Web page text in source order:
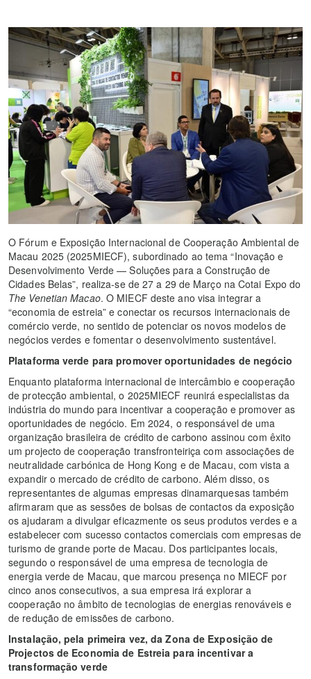
O Fórum e Exposição Internacional de Cooperação Ambiental de
Macau 2025 (2025MIECF), subordinado ao tema “Inovação e
Desenvolvimento Verde — Soluções para a Construção de
Cidades Belas”, realiza-se de 27 a 29 de Março na Cotai Expo do
The Venetian Macao. O MIECF deste ano visa integrar a
“economia de estreia” e conectar os recursos internacionais de
comércio verde, no sentido de potenciar os novos modelos de
negócios verdes e fomentar o desenvolvimento sustentável.
Plataforma verde para promover oportunidades de negócio
Enquanto plataforma internacional de intercâmbio e cooperação
de protecção ambiental, o 2025MIECF reunirá especialistas da
indústria do mundo para incentivar a cooperação e promover as
oportunidades de negócio. Em 2024, o responsável de uma
organização brasileira de crédito de carbono assinou com êxito
um projecto de cooperação transfronteiriça com associações de
neutralidade carbónica de Hong Kong e de Macau, com vista a
expandir o mercado de crédito de carbono. Além disso, os
representantes de algumas empresas dinamarquesas também
afirmaram que as sessões de bolsas de contactos da exposição
os ajudaram a divulgar eficazmente os seus produtos verdes e a
estabelecer com sucesso contactos comerciais com empresas de
turismo de grande porte de Macau. Dos participantes locais,
segundo o responsável de uma empresa de tecnologia de
energia verde de Macau, que marcou presença no MIECF por
cinco anos consecutivos, a sua empresa irá explorar a
cooperação no âmbito de tecnologias de energias renováveis e
de redução de emissões de carbono.
Instalação, pela primeira vez, da Zona de Exposição de
Projectos de Economia de Estreia para incentivar a
transformação verde